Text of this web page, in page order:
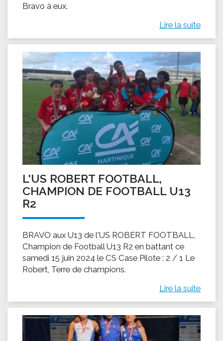
Bravo à eux.
Lire la suite
L'US ROBERT FOOTBALL,
CHAMPION DE FOOTBALL U13
R2
BRAVO aux U13 de l'US ROBERT FOOTBALL,
Champion de Football U13 R2 en battant ce
samedi 15 juin 2024 le CS Case Pilote : 2 / 1 Le
Robert, Terre de champions.
Lire la suite